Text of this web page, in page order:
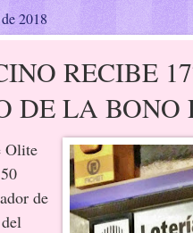
2018
RECIBE
DE LA BONO
Olite
de